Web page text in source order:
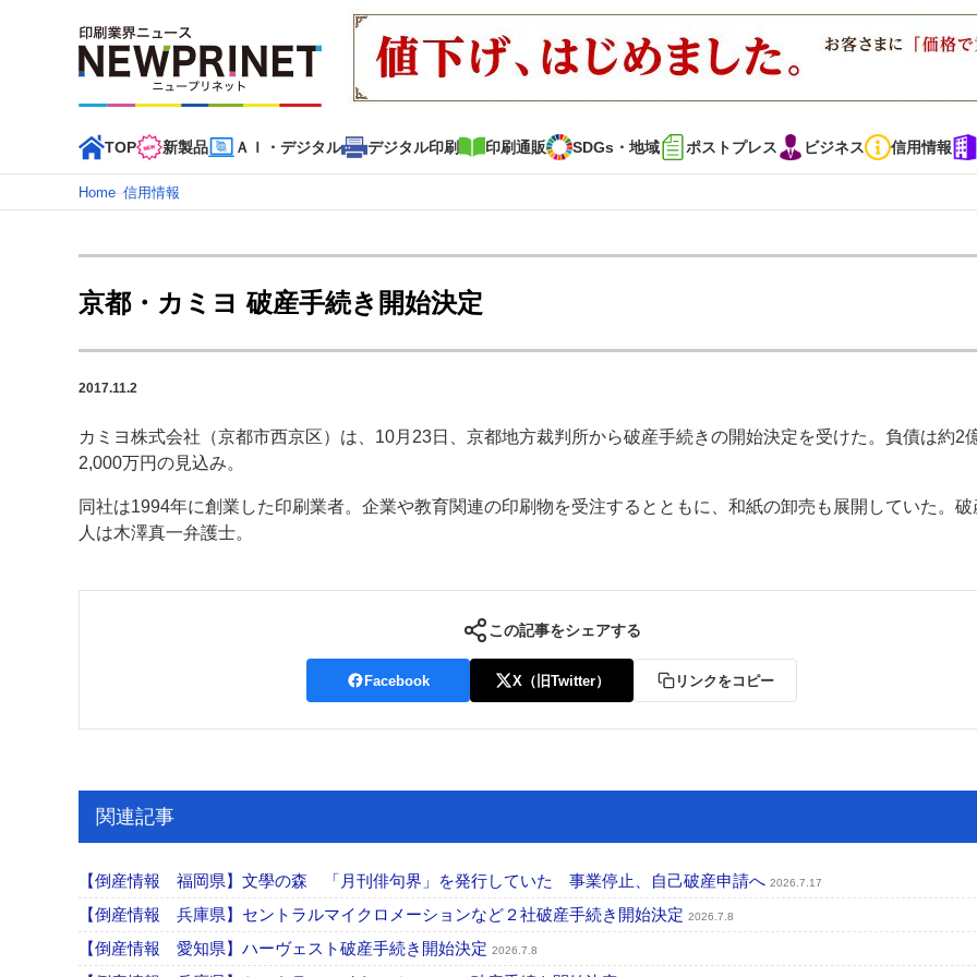
TOP 新製品 ＡＩ・デジタル デジタル印刷 印刷通販 SDGs・地域 ポストプレス ビジネス 信用情報
インデックス
TOP 新着記事 特集記事 動画コンテンツ インタビュー コレクション
カテゴリー一覧
新商品 新製品 ＡＩ・デジタル デジタル印刷 印刷通販 SDGs・地域 ポストプレス ビジネス イベント 信用情報
特集記事カテゴリー一覧
2022 見える化・MIS特集 特集・デジタル印刷 アイデアで勝負！ ～多様なビジネス・多彩な商材～
JAPAN PACK 2023 特集
特集・デジタル印刷 ～ 新成長軌道を描く
案内
購読・購入申し込み サイトポリシー お問い合わせ
Home–信用情報
京都・カミヨ 破産手続き開始決定
2017.11.2
カミヨ株式会社（京都市西京区）は、10月23日、京都地方裁判所から破産手続きの開始決定を受けた。負債は約2
2,000万円の見込み。
同社は1994年に創業した印刷業者。企業や教育関連の印刷物を受注するとともに、和紙の卸売も展開していた。破
人は木澤真一弁護士。
この記事をシェアする
Facebook X（旧Twitter） リンクをコピー
関連記事
【倒産情報 福岡県】文學の森 「月刊俳句界」を発行していた 事業停止、自己破産申請へ 2026.7.17
【倒産情報 兵庫県】セントラルマイクロメーションなど２社破産手続き開始決定 2026.7.8
【倒産情報 愛知県】ハーヴェスト破産手続き開始決定 2026.7.8